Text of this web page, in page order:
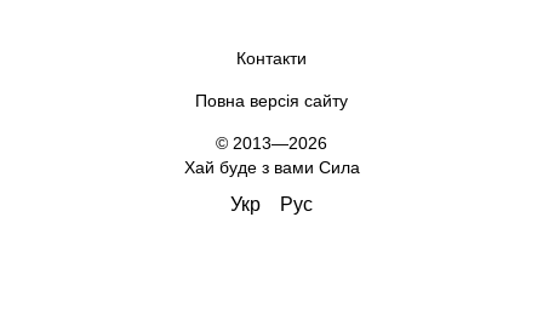
Контакти
Повна версія сайту
© 2013—2026
Хай буде з вами Сила
Укр Рус